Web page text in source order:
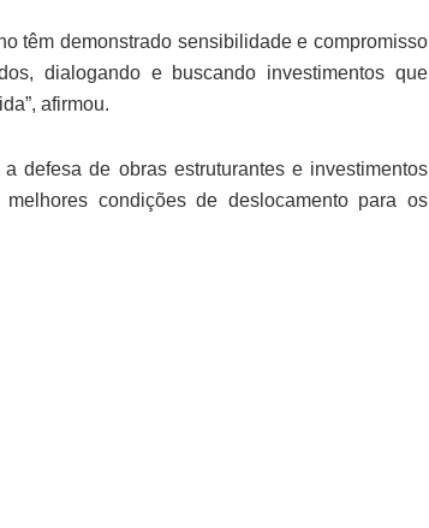
têm demonstrado sensibilidade e compromisso
dialogando e buscando investimentos que
afirmou.
defesa de obras estruturantes e investimentos
condições de deslocamento para os